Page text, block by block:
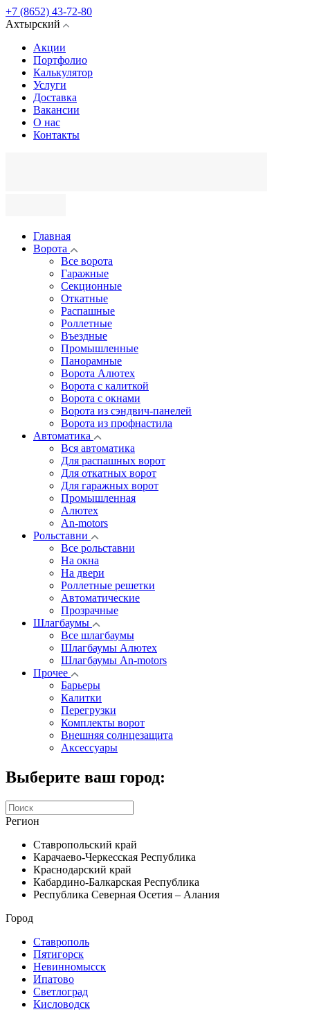
+7 (8652) 43-72-80
Ахтырский
Акции
Портфолио
Калькулятор
Услуги
Доставка
Вакансии
О нас
Контакты
Главная
Ворота
Все ворота
Гаражные
Секционные
Откатные
Распашные
Роллетные
Въездные
Промышленные
Панорамные
Ворота Алютех
Ворота с калиткой
Ворота c окнами
Ворота из сэндвич-панелей
Ворота из профнастила
Автоматика
Вся автоматика
Для распашных ворот
Для откатных ворот
Для гаражных ворот
Промышленная
Алютех
An-motors
Рольставни
Все рольставни
На окна
На двери
Роллетные решетки
Автоматические
Прозрачные
Шлагбаумы
Все шлагбаумы
Шлагбаумы Алютех
Шлагбаумы An-motors
Прочее
Барьеры
Калитки
Перегрузки
Комплекты ворот
Внешняя солнцезащита
Аксессуары
Выберите ваш город:
Регион
Ставропольский край
Карачаево-Черкесская Республика
Краснодарский край
Кабардино-Балкарская Республика
Республика Северная Осетия – Алания
Город
Ставрополь
Пятигорск
Невинномысск
Ипатово
Светлоград
Кисловодск